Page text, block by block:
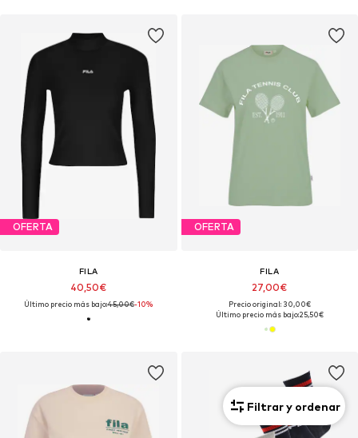
OFERTA
FILA
40,50€
Último precio más bajo:45,00€-10%
OFERTA
FILA
27,00€
Precio original: 30,00€
Último precio más bajo:25,50€
Filtrar y ordenar